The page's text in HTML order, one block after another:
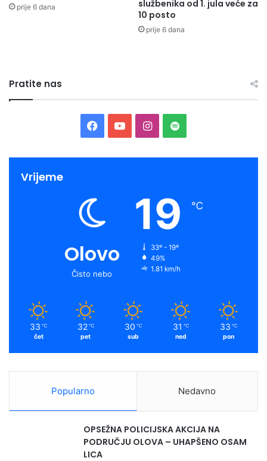
prije 6 dana
službenika od 1. jula veće za
10 posto
prije 6 dana
Pratite nas
Facebook
YouTubeInstagram
Spotify
Vrijeme
Olovo
Čisto nebo
19 ℃
33º - 19º
49%
1.81 km/h
33 ℃
čet
32 ℃
pet
30 ℃
sub
31 ℃
ned
33 ℃
pon
Popularno Nedavno
OPSEŽNA POLICIJSKA AKCIJA NA
PODRUČJU OLOVA – UHAPŠENO OSAM
LICA